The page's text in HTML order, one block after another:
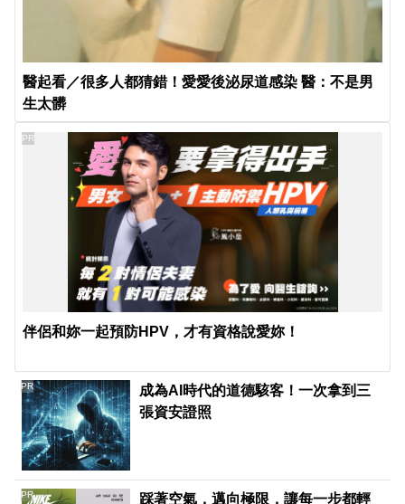
醫起看／很多人都猜錯！愛愛後泌尿道感染 醫：不是男
生太髒
伴侶和妳一起預防HPV，才有資格說愛妳！
PR
成為AI時代的道德駭客！一次拿到三
張資安證照
PR
踩著空氣，邁向極限，讓每一步都輕
PR